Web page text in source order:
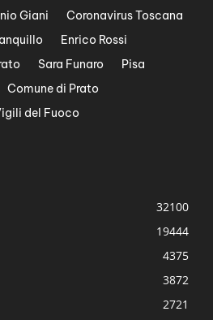
Giani
Coronavirus Toscana
Enrico Rossi
Sara Funaro
Pisa
Comune di Prato
del Fuoco
32100
19444
4375
3872
2721